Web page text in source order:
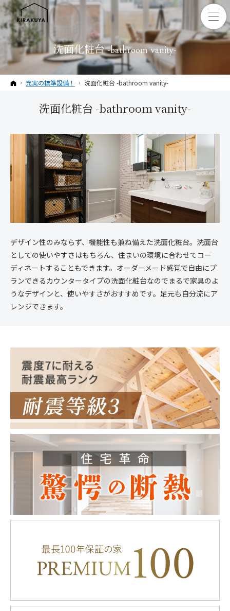
洗面化粧台 -bathroom vanity-
ホーム
充実の標準設備！ 洗面化粧台 -bathroom vanity-
洗面化粧台 -bathroom vanity-
デザイン性のみならず、機能性も兼ね備えた洗面化粧台。洗面台
としての使いやすさはもちろん、住まいの環境に合わせてコー
ディネートすることもできます。オーダーメード感覚で自由にプ
ランできるカウンタータイプの洗面化粧台なのでまるで家具のよ
うなデザインと、使いやすさがおすすめです。足元も自分流にア
レンジできます。